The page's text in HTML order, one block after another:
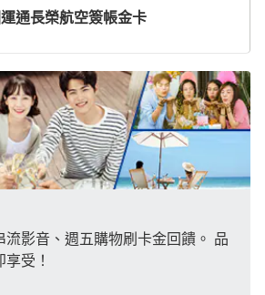
通長榮航空簽帳金卡
流影音、週五購物刷卡金回饋。 品
受！